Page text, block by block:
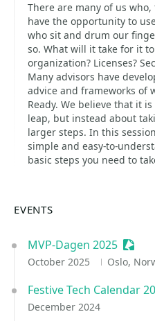
There are many of us
have the opportunity to
who sit and drum our
so. What will it take for it
organization? Licenses?
Many advisors have
advice and frameworks of
Ready. We believe that it
leap, but instead about
larger steps. In this
simple and easy-to-
basic steps you need to
EVENTS
MVP-Dagen 2025
October 2025 Oslo,
Festive Tech Calendar
December 2024